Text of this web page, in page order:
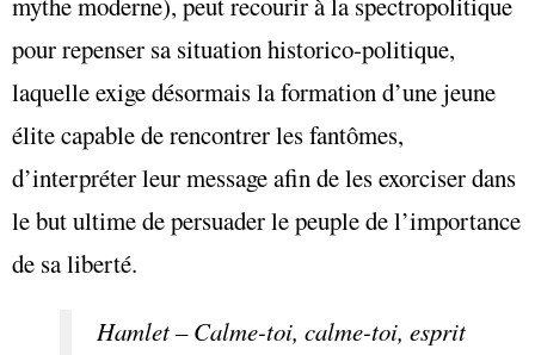
pour repenser sa situation historico-politique,
laquelle exige désormais la formation d’une jeune
élite capable de rencontrer les fantômes,
d’interpréter leur message afin de les exorciser dans
le but ultime de persuader le peuple de l’importance
de sa liberté.
Hamlet – Calme-toi, calme-toi, esprit